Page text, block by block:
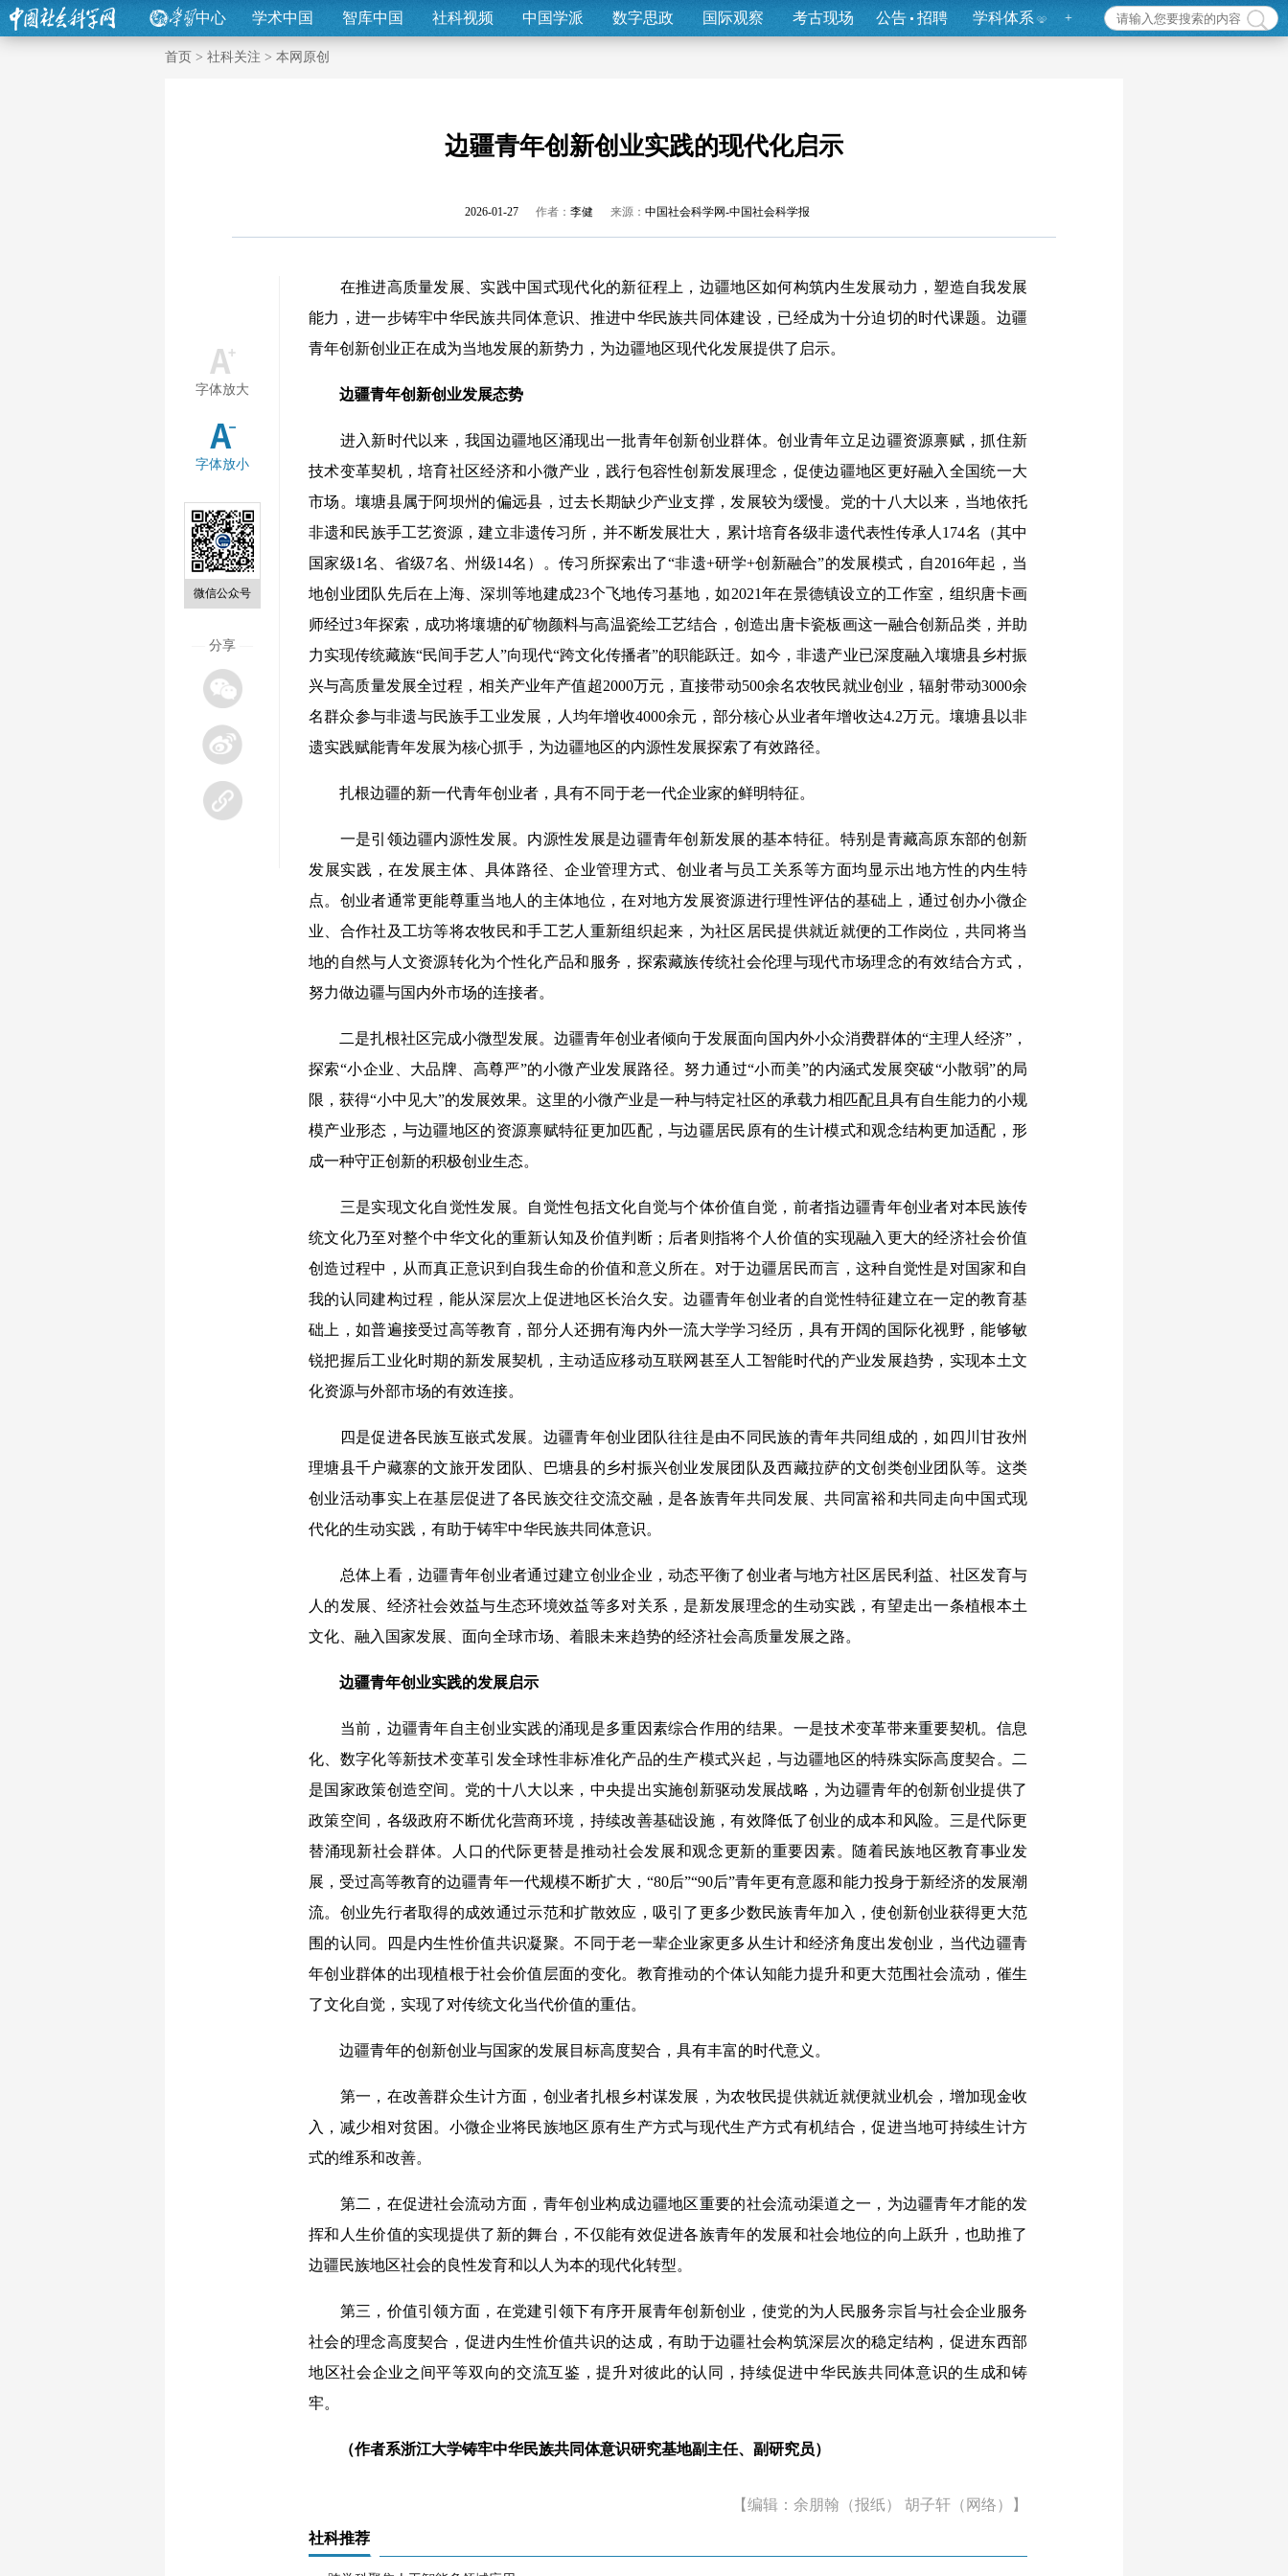
中心 学术中国 智库中国 社科视频 中国学派 数字思政 国际观察 考古现场 公告 招聘 学科体系 +
首页 > 社科关注 > 本网原创
边疆青年创新创业实践的现代化启示
2026-01-27 作者： 李健 来源： 中国社会科学网-中国社会科学报
字体放大
字体放小
微信公众号
分享
在推进高质量发展、实践中国式现代化的新征程上，边疆地区如何构筑内生发展动力，塑造自我发展
能力，进一步铸牢中华民族共同体意识、推进中华民族共同体建设，已经成为十分迫切的时代课题。边疆
青年创新创业正在成为当地发展的新势力，为边疆地区现代化发展提供了启示。
边疆青年创新创业发展态势
进入新时代以来，我国边疆地区涌现出一批青年创新创业群体。创业青年立足边疆资源禀赋，抓住新
技术变革契机，培育社区经济和小微产业，践行包容性创新发展理念，促使边疆地区更好融入全国统一大
市场。壤塘县属于阿坝州的偏远县，过去长期缺少产业支撑，发展较为缓慢。党的十八大以来，当地依托
非遗和民族手工艺资源，建立非遗传习所，并不断发展壮大，累计培育各级非遗代表性传承人174名（其中
国家级1名、省级7名、州级14名）。传习所探索出了“非遗+研学+创新融合”的发展模式，自2016年起，当
地创业团队先后在上海、深圳等地建成23个飞地传习基地，如2021年在景德镇设立的工作室，组织唐卡画
师经过3年探索，成功将壤塘的矿物颜料与高温瓷绘工艺结合，创造出唐卡瓷板画这一融合创新品类，并助
力实现传统藏族“民间手艺人”向现代“跨文化传播者”的职能跃迁。如今，非遗产业已深度融入壤塘县乡村振
兴与高质量发展全过程，相关产业年产值超2000万元，直接带动500余名农牧民就业创业，辐射带动3000余
名群众参与非遗与民族手工业发展，人均年增收4000余元，部分核心从业者年增收达4.2万元。壤塘县以非
遗实践赋能青年发展为核心抓手，为边疆地区的内源性发展探索了有效路径。
扎根边疆的新一代青年创业者，具有不同于老一代企业家的鲜明特征。
一是引领边疆内源性发展。内源性发展是边疆青年创新发展的基本特征。特别是青藏高原东部的创新
发展实践，在发展主体、具体路径、企业管理方式、创业者与员工关系等方面均显示出地方性的内生特
点。创业者通常更能尊重当地人的主体地位，在对地方发展资源进行理性评估的基础上，通过创办小微企
业、合作社及工坊等将农牧民和手工艺人重新组织起来，为社区居民提供就近就便的工作岗位，共同将当
地的自然与人文资源转化为个性化产品和服务，探索藏族传统社会伦理与现代市场理念的有效结合方式，
努力做边疆与国内外市场的连接者。
二是扎根社区完成小微型发展。边疆青年创业者倾向于发展面向国内外小众消费群体的“主理人经济”，
探索“小企业、大品牌、高尊严”的小微产业发展路径。努力通过“小而美”的内涵式发展突破“小散弱”的局
限，获得“小中见大”的发展效果。这里的小微产业是一种与特定社区的承载力相匹配且具有自生能力的小规
模产业形态，与边疆地区的资源禀赋特征更加匹配，与边疆居民原有的生计模式和观念结构更加适配，形
成一种守正创新的积极创业生态。
三是实现文化自觉性发展。自觉性包括文化自觉与个体价值自觉，前者指边疆青年创业者对本民族传
统文化乃至对整个中华文化的重新认知及价值判断；后者则指将个人价值的实现融入更大的经济社会价值
创造过程中，从而真正意识到自我生命的价值和意义所在。对于边疆居民而言，这种自觉性是对国家和自
我的认同建构过程，能从深层次上促进地区长治久安。边疆青年创业者的自觉性特征建立在一定的教育基
础上，如普遍接受过高等教育，部分人还拥有海内外一流大学学习经历，具有开阔的国际化视野，能够敏
锐把握后工业化时期的新发展契机，主动适应移动互联网甚至人工智能时代的产业发展趋势，实现本土文
化资源与外部市场的有效连接。
四是促进各民族互嵌式发展。边疆青年创业团队往往是由不同民族的青年共同组成的，如四川甘孜州
理塘县千户藏寨的文旅开发团队、巴塘县的乡村振兴创业发展团队及西藏拉萨的文创类创业团队等。这类
创业活动事实上在基层促进了各民族交往交流交融，是各族青年共同发展、共同富裕和共同走向中国式现
代化的生动实践，有助于铸牢中华民族共同体意识。
总体上看，边疆青年创业者通过建立创业企业，动态平衡了创业者与地方社区居民利益、社区发育与
人的发展、经济社会效益与生态环境效益等多对关系，是新发展理念的生动实践，有望走出一条植根本土
文化、融入国家发展、面向全球市场、着眼未来趋势的经济社会高质量发展之路。
边疆青年创业实践的发展启示
当前，边疆青年自主创业实践的涌现是多重因素综合作用的结果。一是技术变革带来重要契机。信息
化、数字化等新技术变革引发全球性非标准化产品的生产模式兴起，与边疆地区的特殊实际高度契合。二
是国家政策创造空间。党的十八大以来，中央提出实施创新驱动发展战略，为边疆青年的创新创业提供了
政策空间，各级政府不断优化营商环境，持续改善基础设施，有效降低了创业的成本和风险。三是代际更
替涌现新社会群体。人口的代际更替是推动社会发展和观念更新的重要因素。随着民族地区教育事业发
展，受过高等教育的边疆青年一代规模不断扩大，“80后”“90后”青年更有意愿和能力投身于新经济的发展潮
流。创业先行者取得的成效通过示范和扩散效应，吸引了更多少数民族青年加入，使创新创业获得更大范
围的认同。四是内生性价值共识凝聚。不同于老一辈企业家更多从生计和经济角度出发创业，当代边疆青
年创业群体的出现植根于社会价值层面的变化。教育推动的个体认知能力提升和更大范围社会流动，催生
了文化自觉，实现了对传统文化当代价值的重估。
边疆青年的创新创业与国家的发展目标高度契合，具有丰富的时代意义。
第一，在改善群众生计方面，创业者扎根乡村谋发展，为农牧民提供就近就便就业机会，增加现金收
入，减少相对贫困。小微企业将民族地区原有生产方式与现代生产方式有机结合，促进当地可持续生计方
式的维系和改善。
第二，在促进社会流动方面，青年创业构成边疆地区重要的社会流动渠道之一，为边疆青年才能的发
挥和人生价值的实现提供了新的舞台，不仅能有效促进各族青年的发展和社会地位的向上跃升，也助推了
边疆民族地区社会的良性发育和以人为本的现代化转型。
第三，价值引领方面，在党建引领下有序开展青年创新创业，使党的为人民服务宗旨与社会企业服务
社会的理念高度契合，促进内生性价值共识的达成，有助于边疆社会构筑深层次的稳定结构，促进东西部
地区社会企业之间平等双向的交流互鉴，提升对彼此的认同，持续促进中华民族共同体意识的生成和铸
牢。
（作者系浙江大学铸牢中华民族共同体意识研究基地副主任、副研究员）
【编辑：余朋翰（报纸） 胡子轩（网络）】
社科推荐